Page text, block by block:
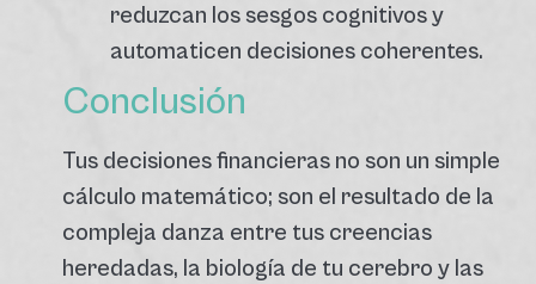
reduzcan los sesgos cognitivos y
automaticen decisiones coherentes.
Conclusión
Tus decisiones financieras no son un simple
cálculo matemático; son el resultado de la
compleja danza entre tus creencias
heredadas, la biología de tu cerebro y las